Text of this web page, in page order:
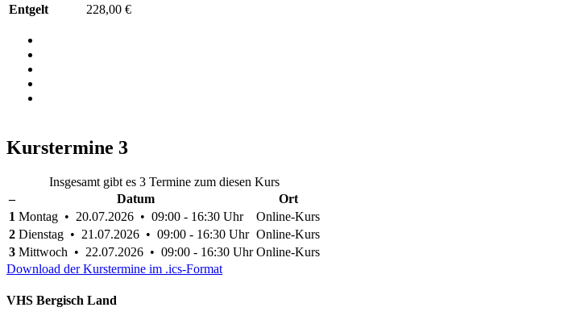
Entgelt
228,00 €
Kurstermine 3
Insgesamt gibt es 3 Termine zum diesen Kurs
–
Datum
Ort
1 Montag • 20.07.2026 • 09:00 - 16:30 Uhr
Online-Kurs
2 Dienstag • 21.07.2026 • 09:00 - 16:30 Uhr Online-Kurs
3 Mittwoch • 22.07.2026 • 09:00 - 16:30 Uhr Online-Kurs
Download der Kurstermine im .ics-Format
VHS Bergisch Land